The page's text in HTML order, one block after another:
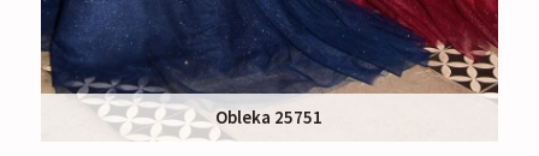
Obleka 25751